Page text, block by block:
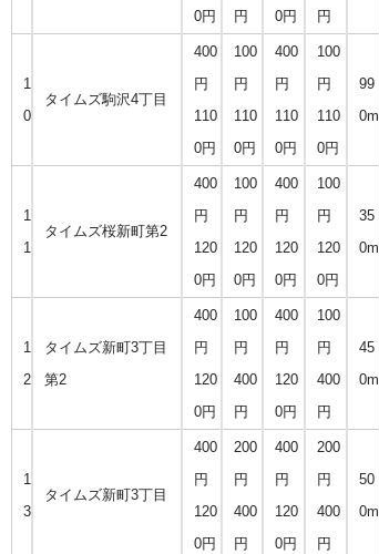
0円
円
0円
円
1
0
タイムズ駒沢4丁目
400
円
110
0円
100
円
110
0円
400
円
110
0円
100
円
110
0円
99
0m
1
1
タイムズ桜新町第2
400
円
120
0円
100
円
120
0円
400
円
120
0円
100
円
120
0円
35
0m
1
2
タイムズ新町3丁目
第2
400
円
120
0円
100
円
400
円
400
円
120
0円
100
円
400
円
45
0m
1
3
タイムズ新町3丁目
400
円
120
0円
200
円
400
円
400
円
120
0円
200
円
400
円
50
0m